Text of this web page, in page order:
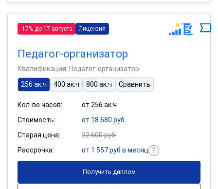
-17% до 17 августа Лицензия
Педагог-организатор
Квалификация: Педагог-организатор
256 ак.ч
400 ак.ч 800 ак.ч Сравнить
Кол-во часов:
от 256 ак.ч
Стоимость:
от 18 680 руб.
Старая цена:
22 600 руб.
Рассрочка:
от 1 557 руб в месяц
Получить диплом